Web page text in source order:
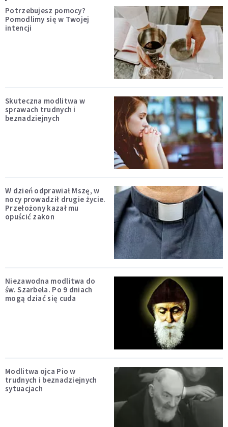
Potrzebujesz pomocy?
Pomodlimy się w Twojej
intencji
Skuteczna modlitwa w
sprawach trudnych i
beznadziejnych
W dzień odprawiał Mszę, w
nocy prowadził drugie życie.
Przełożony kazał mu
opuścić zakon
Niezawodna modlitwa do
św. Szarbela. Po 9 dniach
mogą dziać się cuda
Modlitwa ojca Pio w
trudnych i beznadziejnych
sytuacjach